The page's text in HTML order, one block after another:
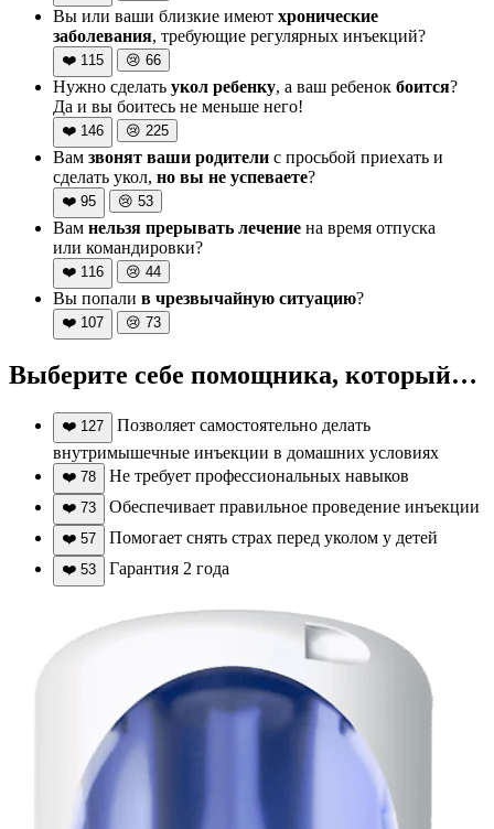
Вы или ваши близкие имеют хронические
заболевания, требующие регулярных инъекций?
❤️ 115 😢 66
Нужно сделать укол ребенку, а ваш ребенок боится?
Да и вы боитесь не меньше него!
❤️ 146 😢 225
Вам звонят ваши родители с просьбой приехать и
сделать укол, но вы не успеваете?
❤️ 95 😢 53
Вам нельзя прерывать лечение на время отпуска
или командировки?
❤️ 116 😢 44
Вы попали в чрезвычайную ситуацию?
❤️ 107 😢 73
Выберите себе помощника, который…
❤️ 127
Позволяет самостоятельно делать
внутримышечные инъекции в домашних условиях
❤️ 78 Не требует профессиональных навыков
❤️ 73 Обеспечивает правильное проведение инъекции
❤️ 57 Помогает снять страх перед уколом у детей
❤️ 53 Гарантия 2 года